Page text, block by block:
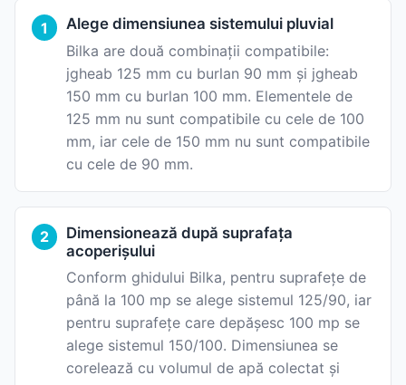
Alege dimensiunea sistemului pluvial
Bilka are două combinații compatibile:
jgheab 125 mm cu burlan 90 mm și jgheab
150 mm cu burlan 100 mm. Elementele de
125 mm nu sunt compatibile cu cele de 100
mm, iar cele de 150 mm nu sunt compatibile
cu cele de 90 mm.
Dimensionează după suprafața
acoperișului
Conform ghidului Bilka, pentru suprafețe de
până la 100 mp se alege sistemul 125/90, iar
pentru suprafețe care depășesc 100 mp se
alege sistemul 150/100. Dimensiunea se
corelează cu volumul de apă colectat și